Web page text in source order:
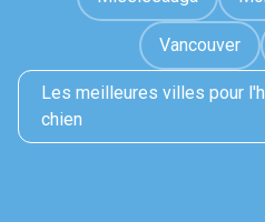
Vancouver
Les meilleures villes pour
chien